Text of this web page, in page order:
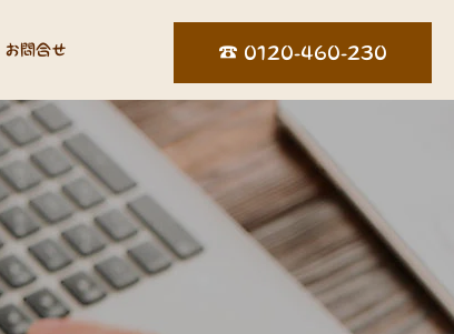
☎︎ 0120-460-230
お問合せ